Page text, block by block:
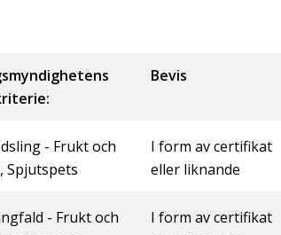
Bevis
- Frukt och
Spjutspets
I form av certifikat
eller liknande
- Frukt och
I form av certifikat